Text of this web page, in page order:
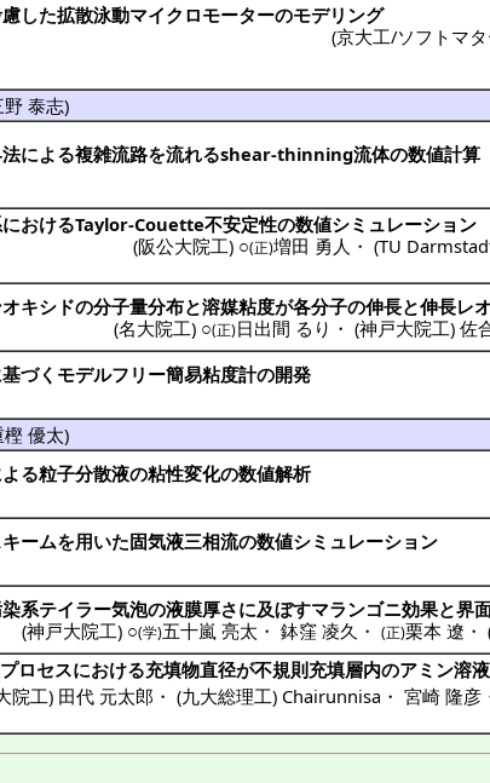
した拡散泳動マイクロモーターのモデリング
(京大工/ソフトマ
野 泰志)
による複雑流路を流れるshear-thinning流体の数値計算
におけるTaylor-Couette不安定性の数値シミュレーション
(阪公大院工) ○(正)増田 勇人 ・(TU
キシドの分子量分布と溶媒粘度が各分子の伸長と伸長レ
(名大院工) ○(正)日出間 るり ・(神戸大院工)佐
づく モデルフリー簡易粘度計の開発
樫 優太)
る粒子分散液の粘性変化の数値解析
ームを用いた固気液三相流の数値シミュレーション
系テイラー気泡の液膜厚さに及ぼすマランゴニ効果と界
(神戸大院工) ○(学)五十嵐 亮太 ・鉢窪 凌久 ・(正)栗本 遼 ・
プロセスにおける充填物直径が不規則充填層内のアミン溶
院工) 田代 元太郎 ・(九大総理工) Chairunnisa ・宮崎 隆彦